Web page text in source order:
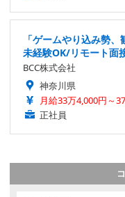
「ゲームやり込み勢
未経験OK/リモート面
BCC株式会社
神奈川県
月給33万4,000円～
正社員